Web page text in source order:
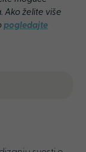
Ako želite više
pogledajte